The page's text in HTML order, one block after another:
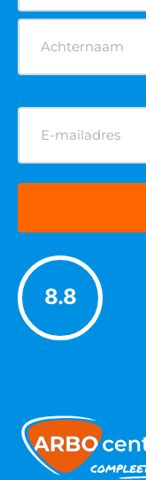
E-
(Vereist)
8.8